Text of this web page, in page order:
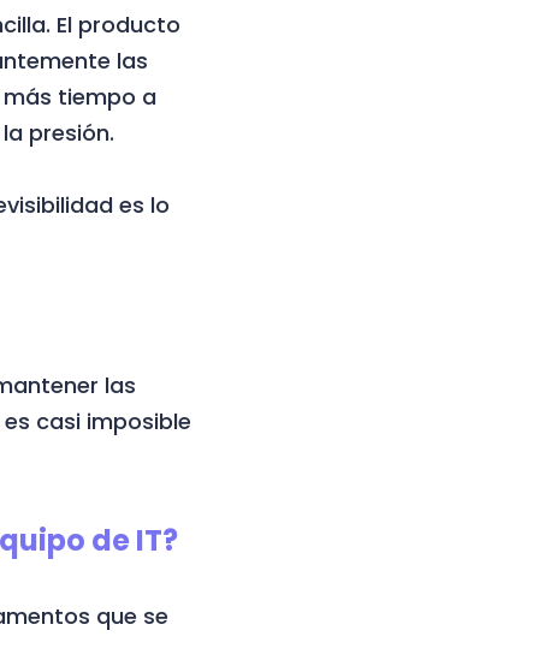
El producto
las
tiempo a
presión.
es lo
las
casi imposible
de IT?
que se